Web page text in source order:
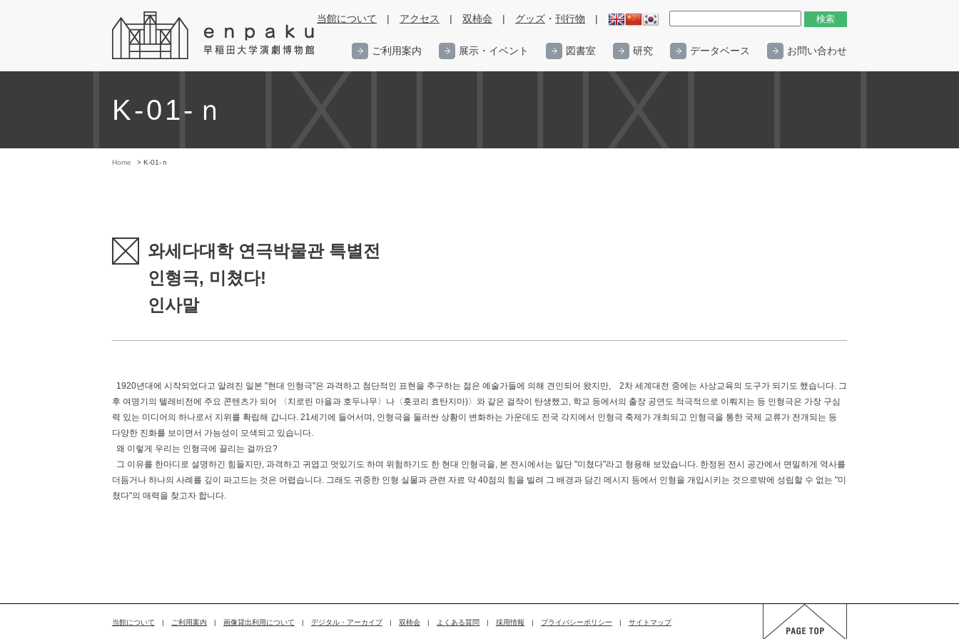
当館について | アクセス | 双柿会 | グッズ ・ 刊行物 |
ご利用案内 展示・イベント 図書室 研究 データベース お問い合わせ
K-01-ｎ
Home > K-01-ｎ
와세다대학 연극박물관 특별전
인형극, 미쳤다!
인사말
1920년대에 시작되었다고 알려진 일본 "현대 인형극"은 과격하고 첨단적인 표현을 추구하는 젊은 예술가들에 의해 견인되어 왔지만, 2차 세계대전 중에는 사상교육의 도구가 되기도 했습니다. 그
후 여명기의 텔레비전에 주요 콘텐츠가 되어 〈치로린 마을과 호두나무〉나〈횻코리 효탄지마)〉와 같은 걸작이 탄생했고, 학교 등에서의 출장 공연도 적극적으로 이뤄지는 등 인형극은 가장 구심
력 있는 미디어의 하나로서 지위를 확립해 갑니다. 21세기에 들어서며, 인형극을 둘러싼 상황이 변화하는 가운데도 전국 각지에서 인형극 축제가 개최되고 인형극을 통한 국제 교류가 전개되는 등
다양한 진화를 보이면서 가능성이 모색되고 있습니다.
왜 이렇게 우리는 인형극에 끌리는 걸까요?
그 이유를 한마디로 설명하긴 힘들지만, 과격하고 귀엽고 멋있기도 하며 위험하기도 한 현대 인형극을, 본 전시에서는 일단 "미쳤다"라고 형용해 보았습니다. 한정된 전시 공간에서 면밀하게 역사를
더듬거나 하나의 사례를 깊이 파고드는 것은 어렵습니다. 그래도 귀중한 인형 실물과 관련 자료 약 40점의 힘을 빌려 그 배경과 담긴 메시지 등에서 인형을 개입시키는 것으로밖에 성립할 수 없는 "미
쳤다"의 매력을 찾고자 합니다.
当館について | ご利用案内 | 画像貸出利用について | デジタル・アーカイブ | 双柿会 | よくある質問 | 採用情報 | プライバシーポリシー | サイトマップ